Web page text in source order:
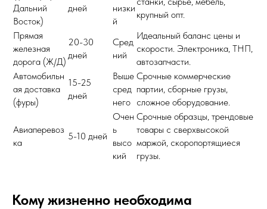
Дальний
Восток)
дней
низки
й
крупный опт.
Прямая
железная
дорога (Ж/Д)
20-30
дней
Сред
ний
Идеальный баланс цены и
скорости. Электроника, ТНП,
автозапчасти.
Автомобильн
ая доставка
(фуры)
15-25
дней
Выше
сред
него
Срочные коммерческие
партии, сборные грузы,
сложное оборудование.
Авиаперевоз
ка
5-10 дней
Очен
ь
высо
кий
Срочные образцы, трендовые
товары с сверхвысокой
маржой, скоропортящиеся
грузы.
Кому жизненно необходима